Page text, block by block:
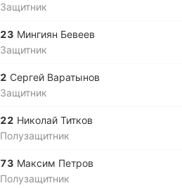
Защитник
23 Ми­нгиян Бевеев
Защитник
2 Сергей Ва­ра­ты­нов
Защитник
22 Ни­ко­лай Титков
Полузащитник
73 Максим Петров
Полузащитник